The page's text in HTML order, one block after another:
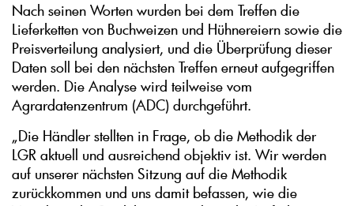
Nach seinen Worten wurden bei dem Treffen die
Lieferketten von Buchweizen und Hühnereiern sowie die
Preisverteilung analysiert, und die Überprüfung dieser
Daten soll bei den nächsten Treffen erneut aufgegriffen
werden. Die Analyse wird teilweise vom
Agrardatenzentrum (ADC) durchgeführt.
„Die Händler stellten in Frage, ob die Methodik der
LGR aktuell und ausreichend objektiv ist. Wir werden
auf unserer nächsten Sitzung auf die Methodik
zurückkommen und uns damit befassen, wie die